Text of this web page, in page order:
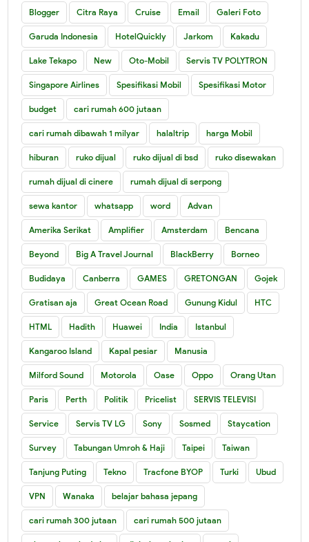
Blogger Citra Raya Cruise Email Galeri Foto
Garuda Indonesia HotelQuickly Jarkom Kakadu
Lake Tekapo New Oto-Mobil Servis TV POLYTRON
Singapore Airlines Spesifikasi Mobil Spesifikasi Motor
budget cari rumah 600 jutaan
cari rumah dibawah 1 milyar halaltrip harga Mobil
hiburan ruko dijual ruko dijual di bsd ruko disewakan
rumah dijual di cinere rumah dijual di serpong
sewa kantor whatsapp word Advan
Amerika Serikat Amplifier Amsterdam Bencana
Beyond Big A Travel Journal BlackBerry Borneo
Budidaya Canberra GAMES GRETONGAN Gojek
Gratisan aja Great Ocean Road Gunung Kidul HTC
HTML Hadith Huawei India Istanbul
Kangaroo Island Kapal pesiar Manusia
Milford Sound Motorola Oase Oppo Orang Utan
Paris Perth Politik Pricelist SERVIS TELEVISI
Service Servis TV LG Sony Sosmed Staycation
Survey Tabungan Umroh & Haji Taipei Taiwan
Tanjung Puting Tekno Tracfone BYOP Turki Ubud
VPN Wanaka belajar bahasa jepang
cari rumah 300 jutaan cari rumah 500 jutaan